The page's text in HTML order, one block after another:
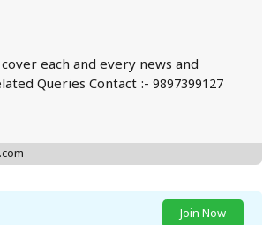
each and every news and
Queries Contact :- 9897399127
Join Now